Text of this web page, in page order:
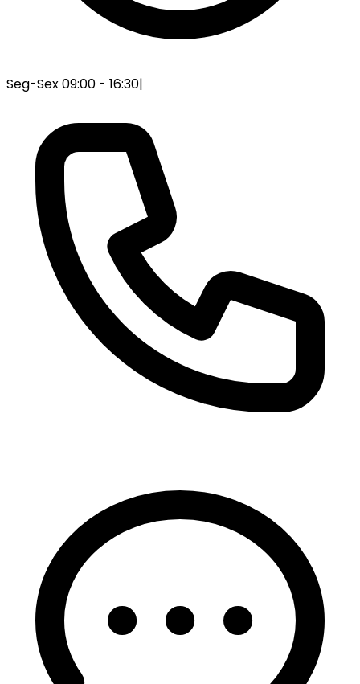
Seg-Sex 09:00 - 16:30|